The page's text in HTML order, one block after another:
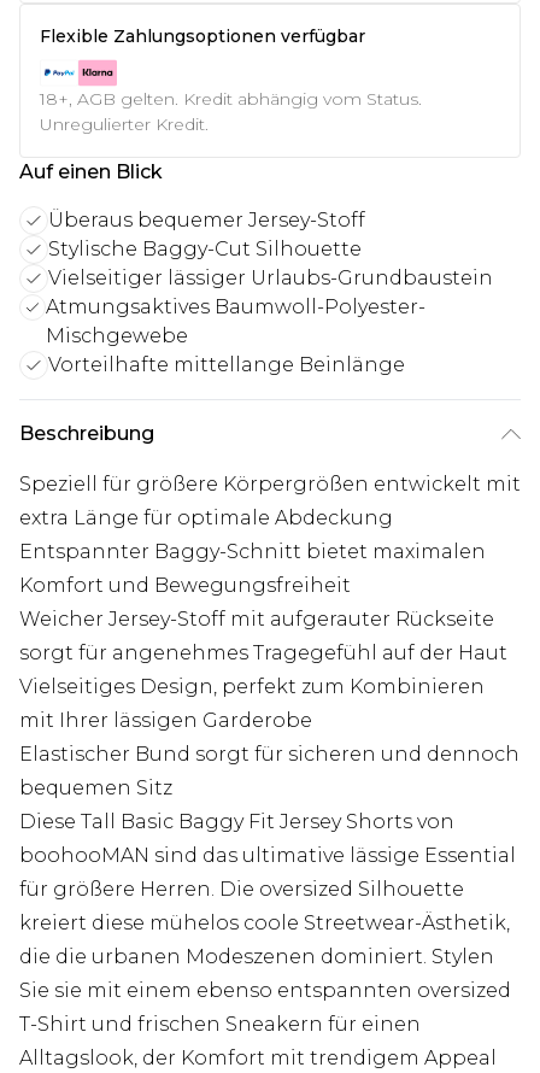
Flexible Zahlungsoptionen verfügbar
18+, AGB gelten. Kredit abhängig vom Status.
Unregulierter Kredit.
Auf einen Blick
Überaus bequemer Jersey-Stoff
Stylische Baggy-Cut Silhouette
Vielseitiger lässiger Urlaubs-Grundbaustein
Atmungsaktives Baumwoll-Polyester-
Mischgewebe
Vorteilhafte mittellange Beinlänge
Beschreibung
Speziell für größere Körpergrößen entwickelt mit
extra Länge für optimale Abdeckung
Entspannter Baggy-Schnitt bietet maximalen
Komfort und Bewegungsfreiheit
Weicher Jersey-Stoff mit aufgerauter Rückseite
sorgt für angenehmes Tragegefühl auf der Haut
Vielseitiges Design, perfekt zum Kombinieren
mit Ihrer lässigen Garderobe
Elastischer Bund sorgt für sicheren und dennoch
bequemen Sitz
Diese Tall Basic Baggy Fit Jersey Shorts von
boohooMAN sind das ultimative lässige Essential
für größere Herren. Die oversized Silhouette
kreiert diese mühelos coole Streetwear-Ästhetik,
die die urbanen Modeszenen dominiert. Stylen
Sie sie mit einem ebenso entspannten oversized
T-Shirt und frischen Sneakern für einen
Alltagslook, der Komfort mit trendigem Appeal